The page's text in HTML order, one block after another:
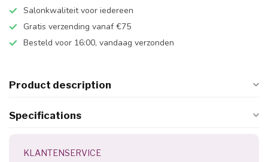
Salonkwaliteit voor iedereen
Gratis verzending vanaf €75
Besteld voor 16:00, vandaag verzonden
Product description
Specifications
KLANTENSERVICE